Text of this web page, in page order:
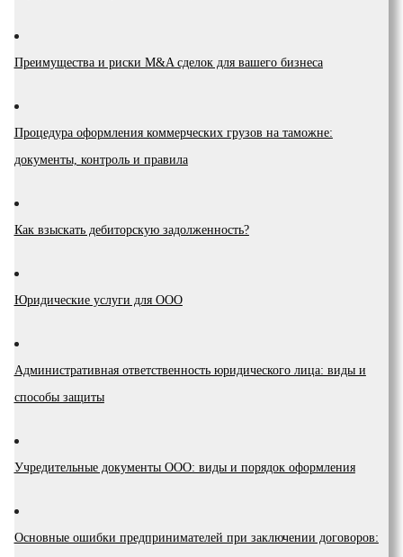
Преимущества и риски М&A сделок для вашего бизнеса
Процедура оформления коммерческих грузов на таможне:
документы, контроль и правила
Как взыскать дебиторскую задолженность?
Юридические услуги для ООО
Административная ответственность юридического лица: виды и
способы защиты
Учредительные документы ООО: виды и порядок оформления
Основные ошибки предпринимателей при заключении договоров: